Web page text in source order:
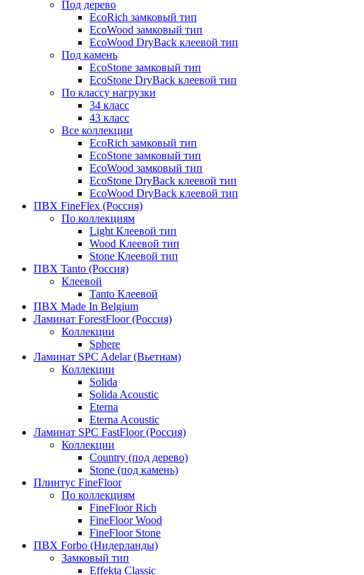
Под дерево
EcoRich замковый тип
EcoWood замковый тип
EcoWood DryBack клеевой тип
Под камень
EcoStone замковый тип
EcoStone DryBack клеевой тип
По классу нагрузки
34 класс
43 класс
Все коллекции
EcoRich замковый тип
EcoStone замковый тип
EcoWood замковый тип
EcoStone DryBack клеевой тип
EcoWood DryBack клеевой тип
ПВХ FineFlex (Россия)
По коллекциям
Light Клеевой тип
Wood Клеевой тип
Stone Клеевой тип
ПВХ Tanto (Россия)
Клеевой
Tanto Клеевой
ПВХ Made In Belgium
Ламинат ForestFloor (Россия)
Коллекции
Sphere
Ламинат SPC Adelar (Вьетнам)
Коллекции
Solida
Solida Acoustic
Eterna
Eterna Acoustic
Ламинат SPC FastFloor (Россия)
Коллекции
Country (под дерево)
Stone (под камень)
Плинтус FineFloor
По коллекциям
FineFloor Rich
FineFloor Wood
FineFloor Stone
ПВХ Forbo (Нидерланды)
Замковый тип
Effekta Classic